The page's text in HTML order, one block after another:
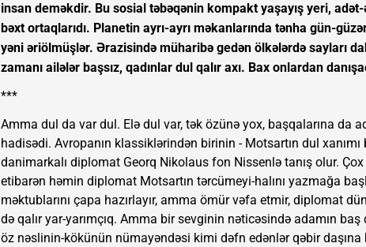
insan deməkdir. Bu sosial təbəqənin kompakt yaşayış yeri,
bəxt ortaqlarıdı. Planetin ayrı-ayrı məkanlarında tənha gün-
yəni əriölmüşlər. Ərazisində müharibə gedən ölkələrdə sayları
zamanı ailələr başsız, qadınlar dul qalır axı. Bax onlardan
***
Amma dul da var dul. Elə dul var, tək özünə yox, başqalarına da
hadisədi. Avropanın klassiklərindən birinin - Motsartın dul
danimarkalı diplomat Georq Nikolaus fon Nissenlə tanış olur.
etibarən həmin diplomat Motsartın tərcümeyi-halını yazmağa
məktublarını çapa hazırlayır, amma ömür vəfa etmir, diplomat
də qalır yar-yarımçıq. Amma bir sevginin nəticəsində adamın
öz nəslinin-kökünün nümayəndəsi kimi dəfn edənlər qəbir daşına